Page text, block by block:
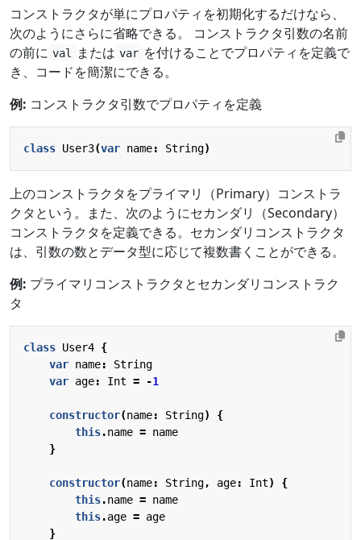
コンストラクタが単にプロパティを初期化するだけなら、
次のようにさらに省略できる。 コンストラクタ引数の名前
の前に val または var を付けることでプロパティを定義で
き、コードを簡潔にできる。
例: コンストラクタ引数でプロパティを定義
class User3(var name: String)
上のコンストラクタをプライマリ（Primary）コンストラ
クタという。また、次のようにセカンダリ（Secondary）
コンストラクタを定義できる。セカンダリコンストラクタ
は、引数の数とデータ型に応じて複数書くことができる。
例: プライマリコンストラクタとセカンダリコンストラク
タ
class User4 {
var name:
String
var age: Int = -1
constructor(name: String)
{
this.name = name
}
constructor(name: String, age: Int)
{
this.name = name
this.age = age
}